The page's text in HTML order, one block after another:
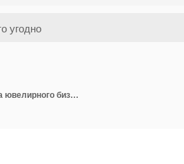
Абстрактный бриллиант для концепции дизайна логотипа ювелирного бизнеса